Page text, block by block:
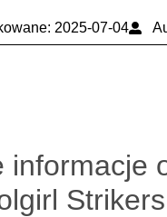
2025-07-04
informacje
Strikers